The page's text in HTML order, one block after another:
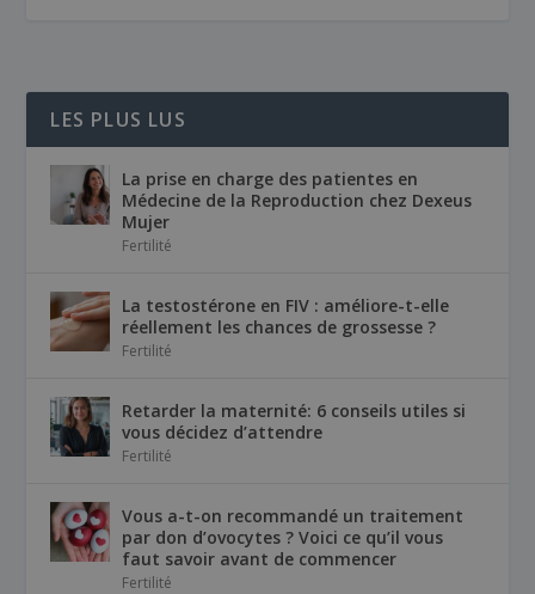
LES PLUS LUS
La prise en charge des patientes en
Médecine de la Reproduction chez Dexeus
Mujer
Fertilité
La testostérone en FIV : améliore-t-elle
réellement les chances de grossesse ?
Fertilité
Retarder la maternité: 6 conseils utiles si
vous décidez d’attendre
Fertilité
Vous a-t-on recommandé un traitement
par don d’ovocytes ? Voici ce qu’il vous
faut savoir avant de commencer
Fertilité